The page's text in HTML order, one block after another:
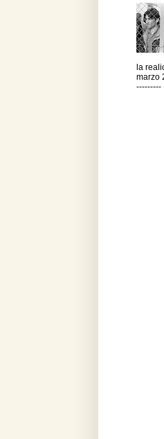
la
marzo
---------